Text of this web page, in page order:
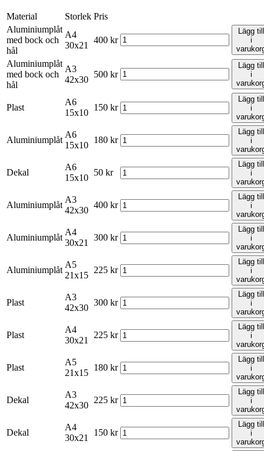
Material Storlek Pris
Aluminiumplåt
med bock och
hål
A4
30x21
400 kr
Lägg till
i
Aluminiumplåt
med bock och
hål
A3
42x30
500 kr
Lägg till
i
Plast
A6
15x10
150 kr
Lägg till
i
Aluminiumplåt
A6
15x10
180 kr
Lägg till
i
Dekal
A6
15x10
50 kr
Lägg till
i
Aluminiumplåt
A3
42x30
400 kr
Lägg till
i
Aluminiumplåt
A4
30x21
300 kr
Lägg till
i
Aluminiumplåt
A5
21x15
225 kr
Lägg till
i
Plast
A3
42x30
300 kr
Lägg till
i
Plast
A4
30x21
225 kr
Lägg till
i
Plast
A5
21x15
180 kr
Lägg till
i
Dekal
A3
42x30
225 kr
Lägg till
i
Dekal
A4
30x21
150 kr
Lägg till
i